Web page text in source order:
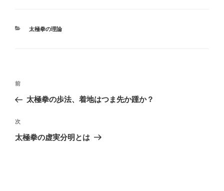
カ
太極拳の理論
投
ナ
ビ
ゲ
前
の
稿
前
太極拳の歩法、着地はつま先か踵か？
次
の
次
太極拳の虚実分明とは